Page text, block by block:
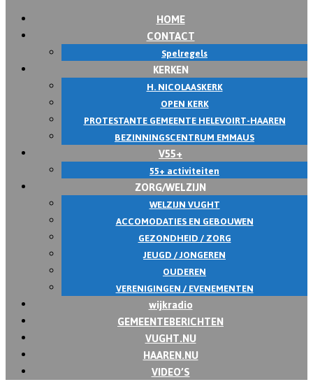
HOME
CONTACT
Spelregels
KERKEN
H. NICOLAASKERK
OPEN KERK
PROTESTANTE GEMEENTE HELEVOIRT-HAAREN
BEZINNINGSCENTRUM EMMAUS
V55+
55+ activiteiten
ZORG/WELZIJN
WELZIJN VUGHT
ACCOMODATIES EN GEBOUWEN
GEZONDHEID / ZORG
JEUGD / JONGEREN
OUDEREN
VERENIGINGEN / EVENEMENTEN
wijkradio
GEMEENTEBERICHTEN
VUGHT.NU
HAAREN.NU
VIDEO’S